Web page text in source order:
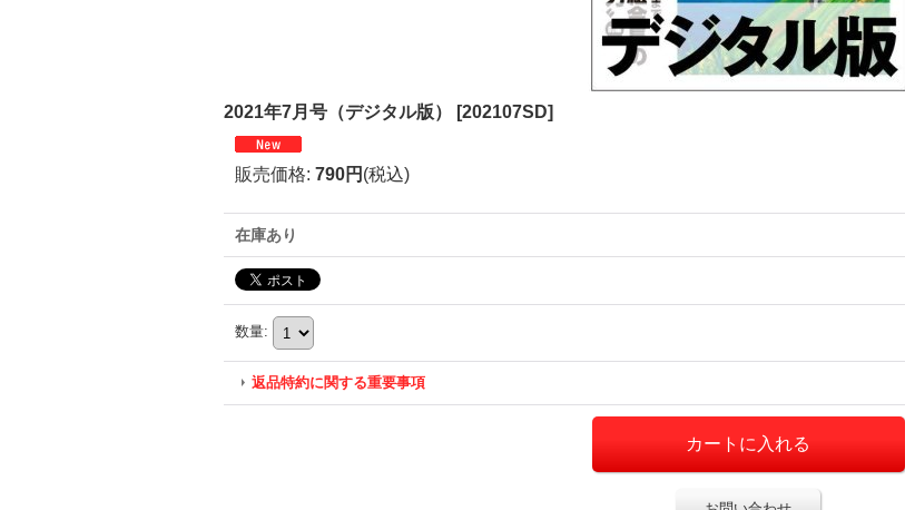
2021年7月号（デジタル版） [202107SD]
販売価格: 790円 (税込)
在庫あり
数量:
返品特約に関する重要事項